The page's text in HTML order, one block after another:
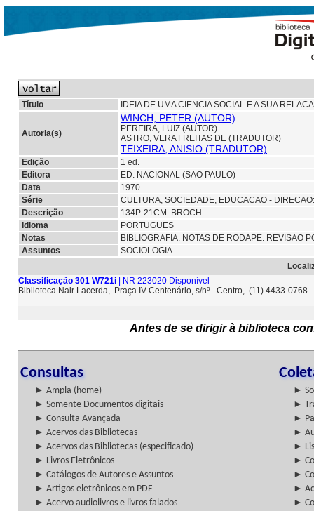
Título IDEIA DE UMA CIENCIA SOCIAL E A SUA
Autoria(s)
WINCH, PETER (AUTOR)
PEREIRA, LUIZ (AUTOR)
ASTRO, VERA FREITAS DE (TRADUTOR)
TEIXEIRA, ANISIO (TRADUTOR)
Edição
1 ed.
Editora
ED. NACIONAL (SAO PAULO)
Data
1970
Série
CULTURA, SOCIEDADE, EDUCACAO -
Descrição
134P. 21CM. BROCH.
Idioma
PORTUGUES
Notas
BIBLIOGRAFIA. NOTAS DE RODAPE. REVISAO
Assuntos
SOCIOLOGIA
Classificação 301 W721i | NR 223020 Disponível
Biblioteca Nair Lacerda, Praça IV Centenário, s/nº - Centro, (11) 4433-0768
Antes de se dirigir à biblioteca
Consultas
► Ampla (home)
►
► Somente Documentos digitais
►
► Consulta Avançada
►
► Acervos das Bibliotecas
►
► Acervos das Bibliotecas (especificado)
►
► Livros Eletrônicos
►
► Catálogos de Autores e Assuntos
►
► Artigos eletrônicos em PDF
►
► Acervo audiolivros e livros falados
►